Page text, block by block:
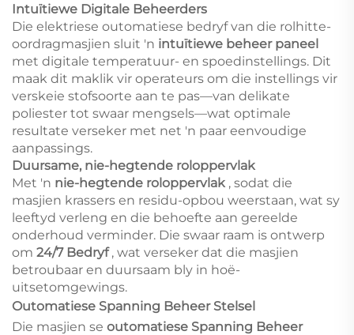
Intuïtiewe Digitale Beheerders
Die elektriese outomatiese bedryf van die rolhitte-
oordragmasjien sluit 'n intuïtiewe beheer paneel
met digitale temperatuur- en spoedinstellings. Dit
maak dit maklik vir operateurs om die instellings vir
verskeie stofsoorte aan te pas—van delikate
poliester tot swaar mengsels—wat optimale
resultate verseker met net 'n paar eenvoudige
aanpassings.
Duursame, nie-hegtende roloppervlak
Met 'n nie-hegtende roloppervlak , sodat die
masjien krassers en residu-opbou weerstaan, wat sy
leeftyd verleng en die behoefte aan gereelde
onderhoud verminder. Die swaar raam is ontwerp
om 24/7 Bedryf, wat verseker dat die masjien
betroubaar en duursaam bly in hoë-
uitsetomgewings.
Outomatiese Spanning Beheer Stelsel
Die masjien se outomatiese Spanning Beheer